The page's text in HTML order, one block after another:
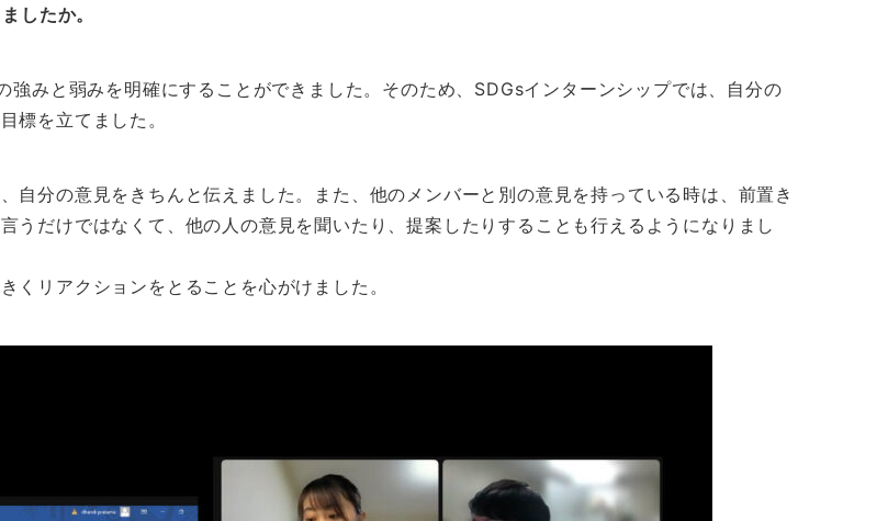
したか。
みと弱みを明確にすることができました。そのため、SDGsインターンシップでは、自分の
標を立てました。
自分の意見をきちんと伝えました。また、他のメンバーと別の意見を持っている時は、前置き
うだけではなくて、他の人の意見を聞いたり、提案したりすることも行えるようになりまし
くリアクションをとることを心がけました。